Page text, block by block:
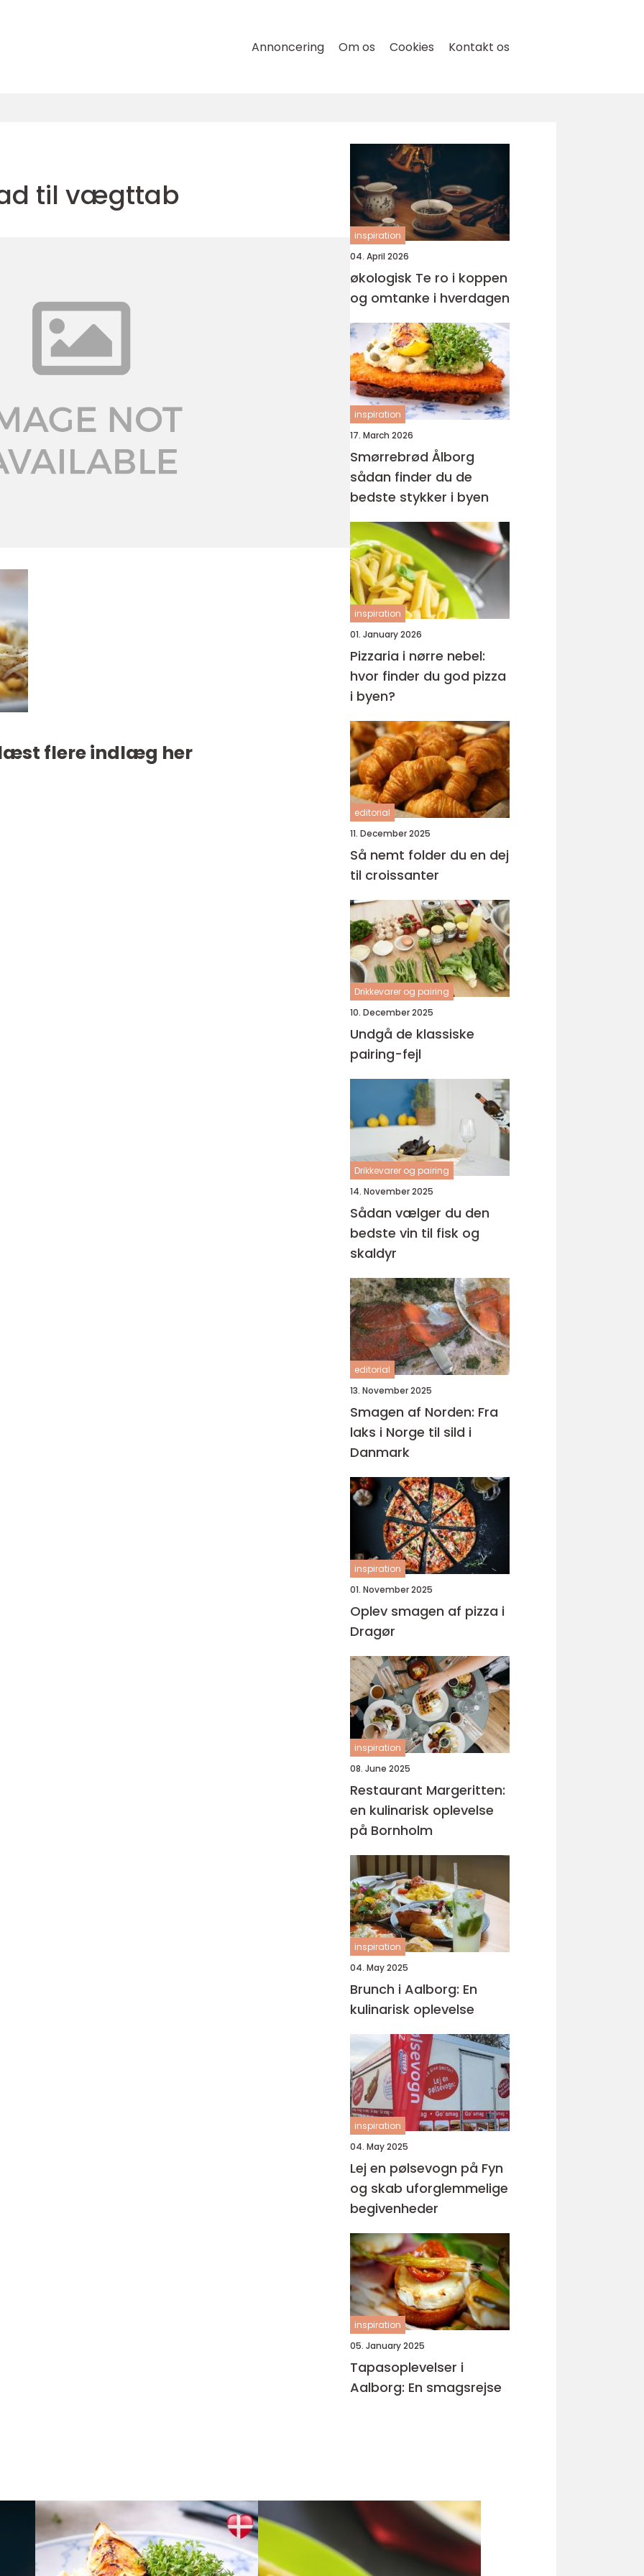
Annoncering Om os Cookies Kontakt os
til vægttab
flere indlæg her
inspiration
04. April 2026
økologisk Te ro i koppen
og omtanke i hverdagen
inspiration
17. March 2026
Smørrebrød Ålborg
sådan finder du de
bedste stykker i byen
inspiration
01. January 2026
Pizzaria i nørre nebel:
hvor finder du god pizza
i byen?
editorial
11. December 2025
Så nemt folder du en dej
til croissanter
Drikkevarer og pairing
10. December 2025
Undgå de klassiske
pairing-fejl
Drikkevarer og pairing
14. November 2025
Sådan vælger du den
bedste vin til fisk og
skaldyr
editorial
13. November 2025
Smagen af Norden: Fra
laks i Norge til sild i
Danmark
inspiration
01. November 2025
Oplev smagen af pizza i
Dragør
inspiration
08. June 2025
Restaurant Margeritten:
en kulinarisk oplevelse
på Bornholm
inspiration
04. May 2025
Brunch i Aalborg: En
kulinarisk oplevelse
inspiration
04. May 2025
Lej en pølsevogn på Fyn
og skab uforglemmelige
begivenheder
inspiration
05. January 2025
Tapasoplevelser i
Aalborg: En smagsrejse